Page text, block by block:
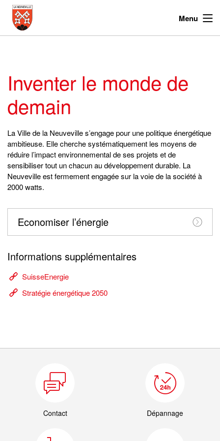
Menu
Inventer le monde de
demain
La Ville de la Neuveville s’engage pour une politique énergétique
ambitieuse. Elle cherche systématiquement les moyens de
réduire l’impact environnemental de ses projets et de
sensibiliser tout un chacun au développement durable. La
Neuveville est fermement engagée sur la voie de la société à
2000 watts.
Economiser l’énergie
Informations supplémentaires
SuisseEnergie
Stratégie énergétique 2050
Contact Dépannage